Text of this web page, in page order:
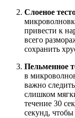
Слоеное
привести к
всего
сохранить
Пельменное
в
важно
слишком
течение 30
секунд, чтобы